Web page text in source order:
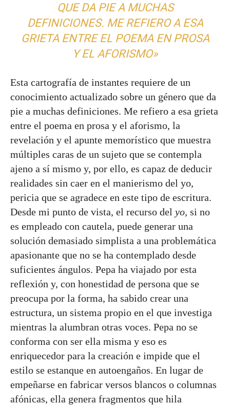
QUE DA PIE A MUCHAS
DEFINICIONES. ME REFIERO A ESA
GRIETA ENTRE EL POEMA EN PROSA
Y EL AFORISMO»
Esta cartografía de instantes requiere de un
conocimiento actualizado sobre un género que da
pie a muchas definiciones. Me refiero a esa grieta
entre el poema en prosa y el aforismo, la
revelación y el apunte memorístico que muestra
múltiples caras de un sujeto que se contempla
ajeno a sí mismo y, por ello, es capaz de deducir
realidades sin caer en el manierismo del yo,
pericia que se agradece en este tipo de escritura.
Desde mi punto de vista, el recurso del yo, si no
es empleado con cautela, puede generar una
solución demasiado simplista a una problemática
apasionante que no se ha contemplado desde
suficientes ángulos. Pepa ha viajado por esta
reflexión y, con honestidad de persona que se
preocupa por la forma, ha sabido crear una
estructura, un sistema propio en el que investiga
mientras la alumbran otras voces. Pepa no se
conforma con ser ella misma y eso es
enriquecedor para la creación e impide que el
estilo se estanque en autoengaños. En lugar de
empeñarse en fabricar versos blancos o columnas
afónicas, ella genera fragmentos que hila